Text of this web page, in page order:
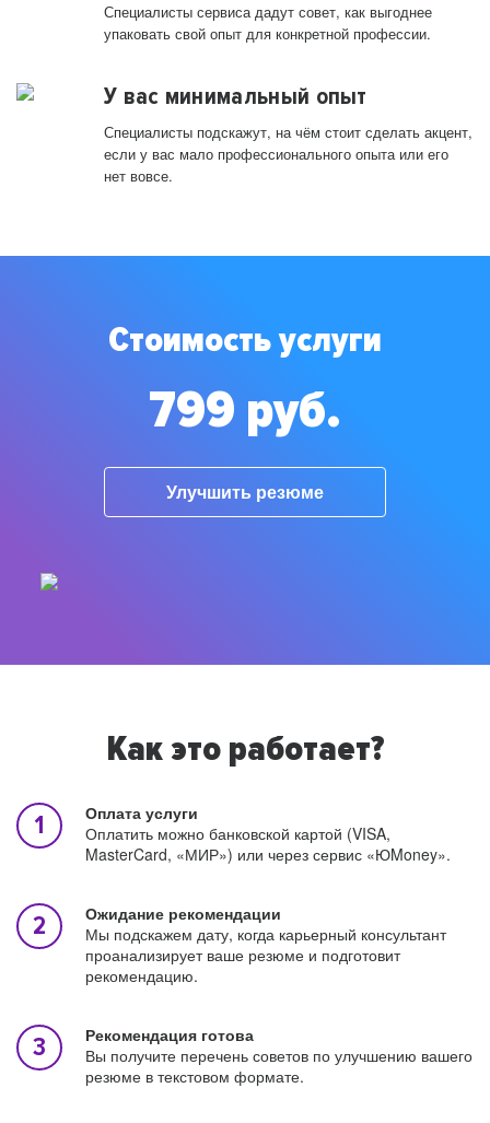
Специалисты сервиса дадут совет, как выгоднее
упаковать свой опыт для конкретной профессии.
У вас минимальный опыт
Специалисты подскажут, на чём стоит сделать акцент,
если у вас мало профессионального опыта или его
нет вовсе.
Стоимость услуги
799 руб.
Улучшить резюме
Как это работает?
Оплата услуги
Оплатить можно банковской картой (VISA,
MasterCard, «МИР») или через сервис «ЮMoney».
Ожидание рекомендации
Мы подскажем дату, когда карьерный консультант
проанализирует ваше резюме и подготовит
рекомендацию.
Рекомендация готова
Вы получите перечень советов по улучшению вашего
резюме в текстовом формате.